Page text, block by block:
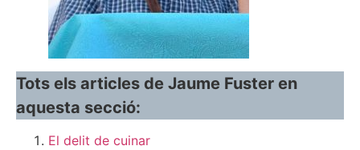
Tots els articles de Jaume Fuster en
aquesta secció:
El delit de cuinar